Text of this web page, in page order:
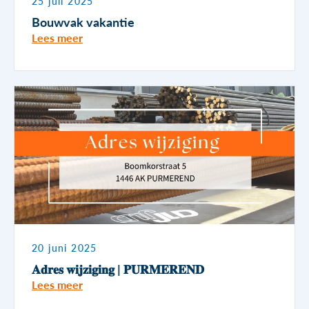
Bouwvak vakantie
Lees meer
20 juni 2025
𝐀𝐝𝐫𝐞𝐬 𝐰𝐢𝐣𝐳𝐢𝐠𝐢𝐧𝐠 | 𝐏𝐔𝐑𝐌𝐄𝐑𝐄𝐍𝐃
Lees meer